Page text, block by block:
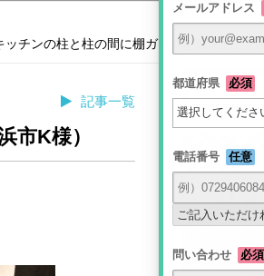
ッチンの柱と柱の間に棚ガラスを設置したお
記事一覧
市K様）
メールアドレス
都道府県 必須
電話番号 任意
ご記入いただ
問い合わせ 必須